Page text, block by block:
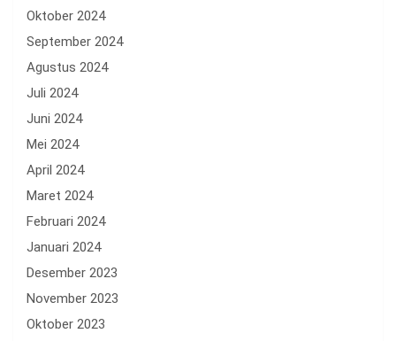
Oktober 2024
September 2024
Agustus 2024
Juli 2024
Juni 2024
Mei 2024
April 2024
Maret 2024
Februari 2024
Januari 2024
Desember 2023
November 2023
Oktober 2023